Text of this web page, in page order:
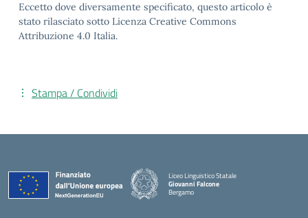
Eccetto dove diversamente specificato, questo articolo è
stato rilasciato sotto Licenza Creative Commons
Attribuzione 4.0 Italia.
Stampa / Condividi
Liceo Linguistico Statale
Giovanni Falcone
Bergamo
— Visita la pagina iniziale della scuola